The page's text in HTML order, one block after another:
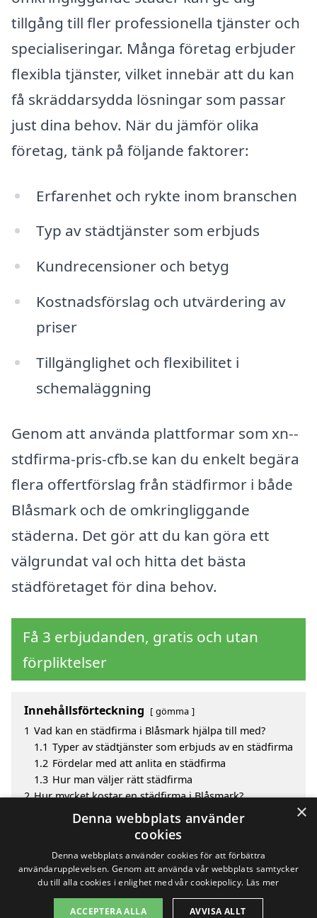
tillgång till fler professionella tjänster och
specialiseringar. Många företag erbjuder
flexibla tjänster, vilket innebär att du kan
få skräddarsydda lösningar som passar
just dina behov. När du jämför olika
företag, tänk på följande faktorer:
Erfarenhet och rykte inom branschen
Typ av städtjänster som erbjuds
Kundrecensioner och betyg
Kostnadsförslag och utvärdering av
priser
Tillgänglighet och flexibilitet i
schemaläggning
Genom att använda plattformar som xn--
stdfirma-pris-cfb.se kan du enkelt begära
flera offertförslag från städfirmor i både
Blåsmark och de omkringliggande
städerna. Det gör att du kan göra ett
välgrundat val och hitta det bästa
städföretaget för dina behov.
Få 3 erbjudanden, gratis och utan
förpliktelser
Innehållsförteckning gömma
1 Vad kan en städfirma i Blåsmark hjälpa till med?
1.1 Typer av städtjänster som erbjuds av en städfirma
1.2 Fördelar med att anlita en städfirma
1.3 Hur man väljer rätt städfirma
2 Hur mycket kostar en städfirma i Blåsmark?
Fördelar med att välja städfirma i Blåsmark
Sök efter ett skickligt städfirma i de omgivande
Copyright 2026 - Pilanto Aps
×
Denna webbplats använder
cookies
Denna webbplats använder cookies för att förbättra
användarupplevelsen. Genom att använda vår webbplats samtycker
du till alla cookies i enlighet med vår cookiepolicy. Läs mer
ACCEPTERA ALLA AVVISA ALLT